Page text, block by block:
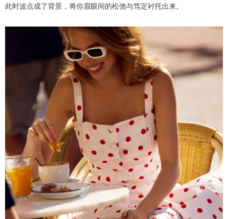
此时波点成了背景，将你眉眼间的松弛与笃定衬托出来。